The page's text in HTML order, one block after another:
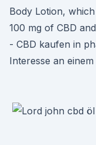
Body Lotion,
100 mg of CBD
- CBD kaufen in
Interesse an